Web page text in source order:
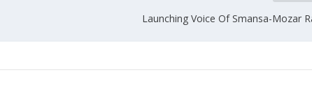
Launching Voice Of Smansa-Mozar